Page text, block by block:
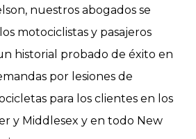
nuestros abogados se
motociclistas y pasajeros
historial probado de éxito en
por lesiones de
para los clientes en los
y Middlesex y en todo New